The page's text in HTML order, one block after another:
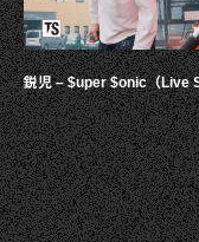
鋭児 – $uper $onic（Live